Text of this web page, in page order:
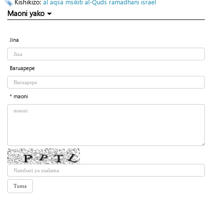
Kishikizo: al aqsa msikiti al-Quds ramadhani israel
Maoni yako
Jina
Baruapepe
* maoni